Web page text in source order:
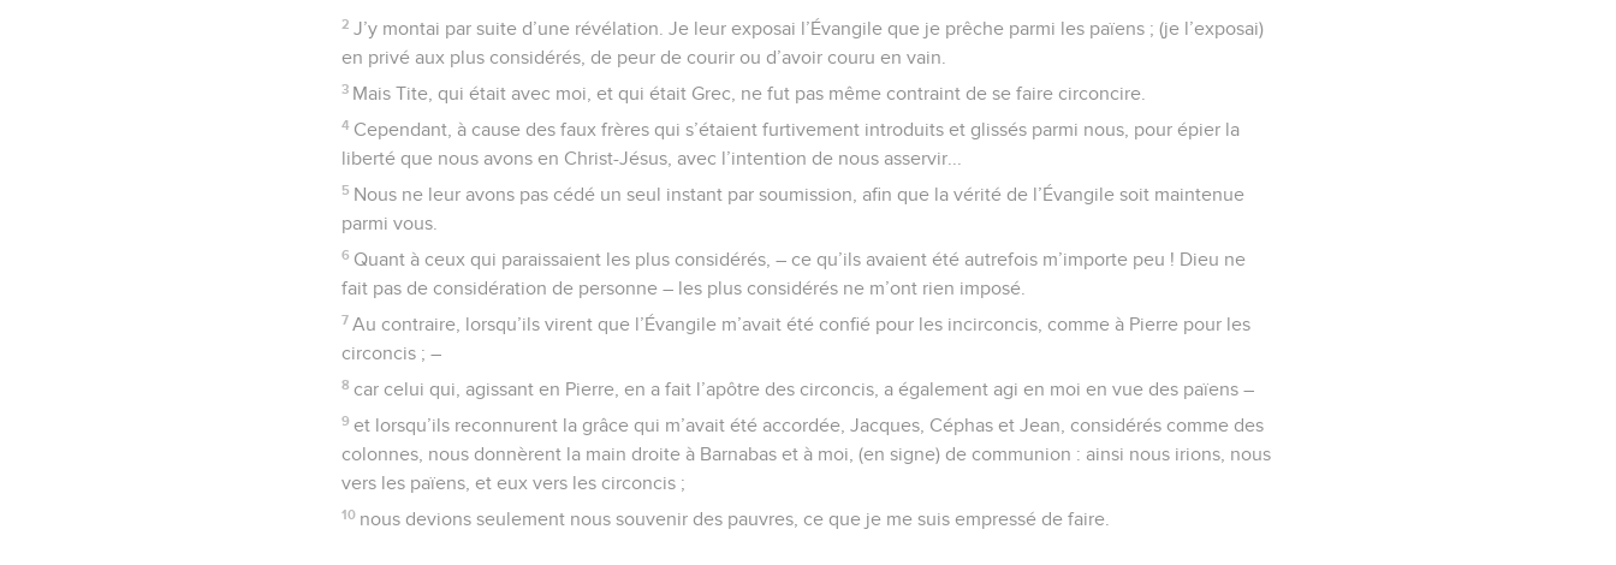
2 J’y montai par suite d’une révélation. Je leur exposai l’Évangile que je prêche parmi les païens ; (je l’exposai)
en privé aux plus considérés, de peur de courir ou d’avoir couru en vain.
3 Mais Tite, qui était avec moi, et qui était Grec, ne fut pas même contraint de se faire circoncire.
4 Cependant, à cause des faux frères qui s’étaient furtivement introduits et glissés parmi nous, pour épier la
liberté que nous avons en Christ-Jésus, avec l’intention de nous asservir...
5 Nous ne leur avons pas cédé un seul instant par soumission, afin que la vérité de l’Évangile soit maintenue
parmi vous.
6 Quant à ceux qui paraissaient les plus considérés, – ce qu’ils avaient été autrefois m’importe peu ! Dieu ne
fait pas de considération de personne – les plus considérés ne m’ont rien imposé.
7 Au contraire, lorsqu’ils virent que l’Évangile m’avait été confié pour les incirconcis, comme à Pierre pour les
circoncis ; –
8 car celui qui, agissant en Pierre, en a fait l’apôtre des circoncis, a également agi en moi en vue des païens –
9 et lorsqu’ils reconnurent la grâce qui m’avait été accordée, Jacques, Céphas et Jean, considérés comme des
colonnes, nous donnèrent la main droite à Barnabas et à moi, (en signe) de communion : ainsi nous irions, nous
vers les païens, et eux vers les circoncis ;
10 nous devions seulement nous souvenir des pauvres, ce que je me suis empressé de faire.